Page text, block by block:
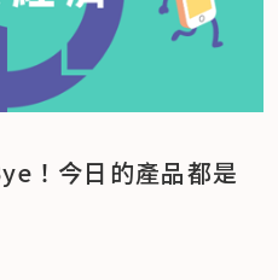
！今日的產品都是